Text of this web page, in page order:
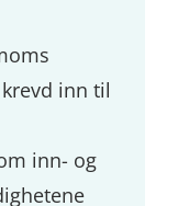
inn til
inn- og